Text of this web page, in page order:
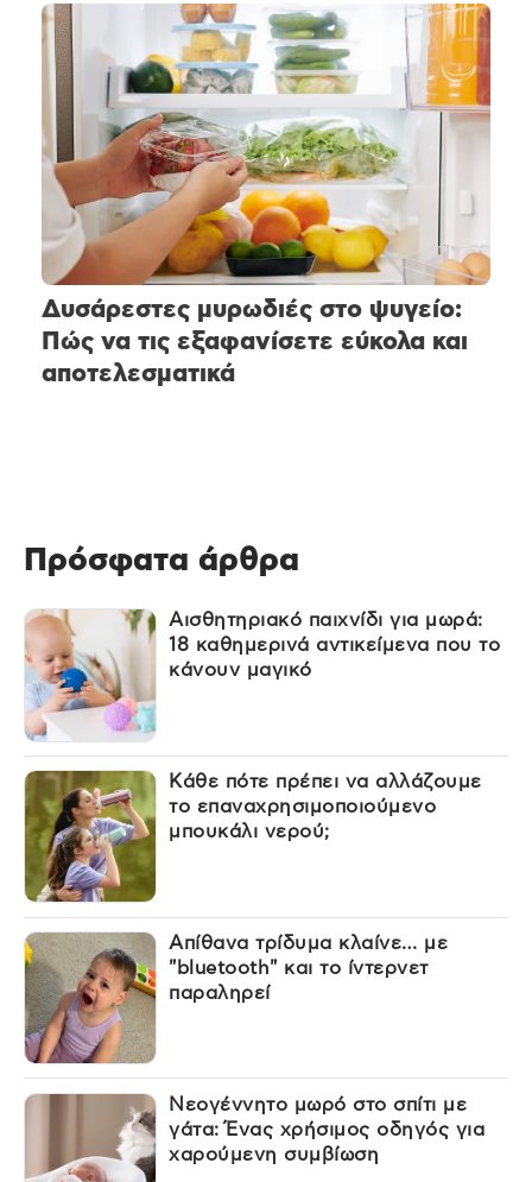
Δυσάρεστες μυρωδιές στο ψυγείο:
Πώς να τις εξαφανίσετε εύκολα και
αποτελεσματικά
Πρόσφατα άρθρα
Αισθητηριακό παιχνίδι για μωρά:
18 καθημερινά αντικείμενα που το
κάνουν μαγικό
Κάθε πότε πρέπει να αλλάζουμε
το επαναχρησιμοποιούμενο
μπουκάλι νερού;
Απίθανα τρίδυμα κλαίνε… με
"bluetooth" και το ίντερνετ
παραληρεί
Νεογέννητο μωρό στο σπίτι με
γάτα: Ένας χρήσιμος οδηγός για
χαρούμενη συμβίωση